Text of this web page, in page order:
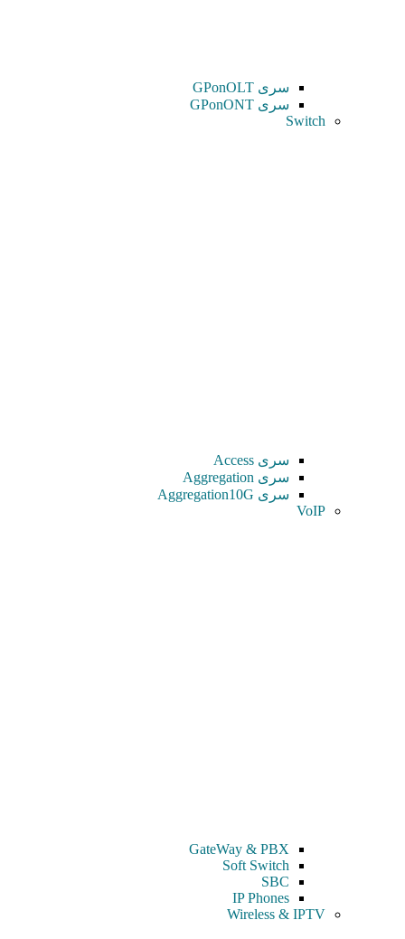
سری GPonOLT
سری GPonONT
Switch
سری Access
سری Aggregation
سری Aggregation10G
VoIP
GateWay & PBX
Soft Switch
SBC
IP Phones
Wireless & IPTV